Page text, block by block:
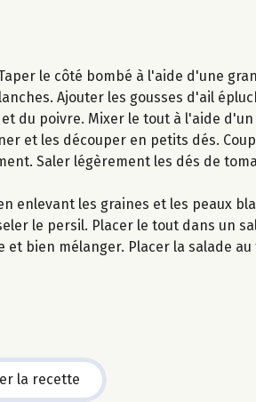
le côté bombé à l'aide d'une
Ajouter les gousses d'ail
du poivre. Mixer le tout à l'aide
et les découper en petits dés.
Saler légèrement les dés de
enlevant les graines et les peaux
le persil. Placer le tout dans un
et bien mélanger. Placer la salade
la recette